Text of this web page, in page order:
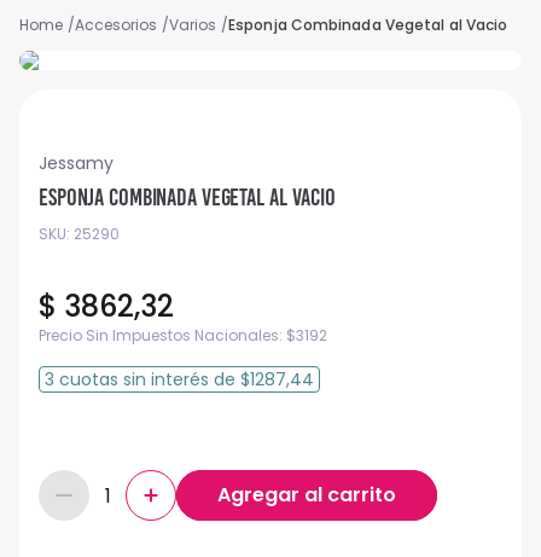
Accesorios Varios Esponja Combinada Vegetal al Vacio
Jessamy
Esponja Combinada Vegetal al Vacio
SKU: 25290
$ 3862,32
Precio Sin Impuestos Nacionales: $3192
3 cuotas sin interés de $1287,44